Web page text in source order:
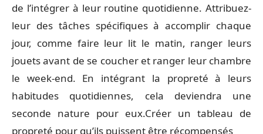
de l’intégrer à leur routine quotidienne. Attribuez-
leur des tâches spécifiques à accomplir chaque
jour, comme faire leur lit le matin, ranger leurs
jouets avant de se coucher et ranger leur chambre
le week-end. En intégrant la propreté à leurs
habitudes quotidiennes, cela deviendra une
seconde nature pour eux.Créer un tableau de
propreté pour qu’ils puissent être récompensés